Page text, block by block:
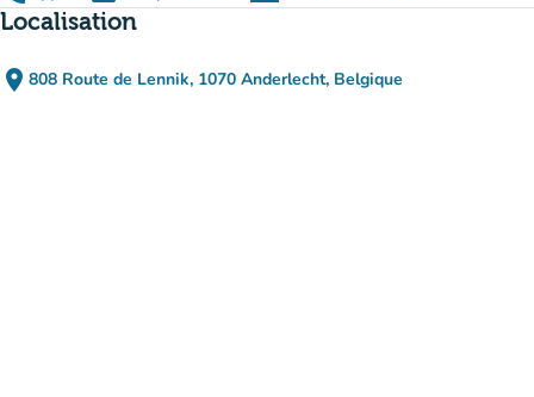
Localisation
place 808 Route de Lennik, 1070 Anderlecht, Belgique
(ouvrir dans Google Maps)
(nouvel onglet)